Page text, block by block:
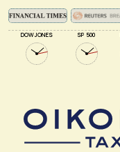
DOW JONES SP 500